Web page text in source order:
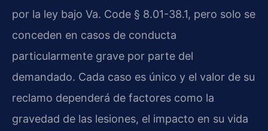
por la ley bajo Va. Code § 8.01-38.1, pero solo se
conceden en casos de conducta
particularmente grave por parte del
demandado. Cada caso es único y el valor de su
reclamo dependerá de factores como la
gravedad de las lesiones, el impacto en su vida